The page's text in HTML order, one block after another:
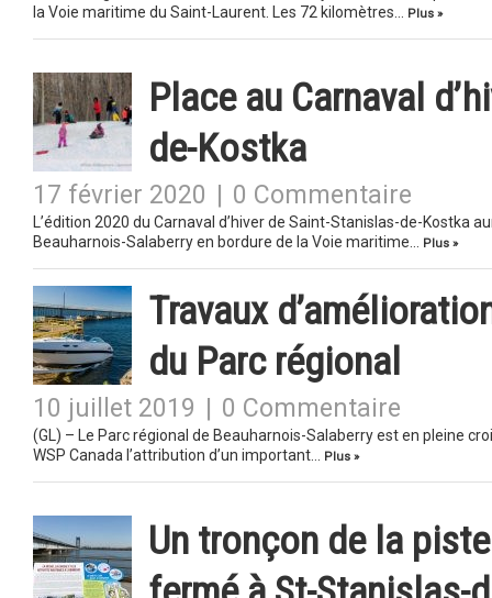
la Voie maritime du Saint-Laurent. Les 72 kilomètres…
Plus »
Place au Carnaval
de-Kostka
17 février 2020 0 Commentaire
L’édition 2020 du Carnaval d’hiver de Saint-Stanislas-de-Kostka
Beauharnois-Salaberry en bordure de la Voie maritime…
Plus »
Travaux
du Parc régional
10 juillet 2019 0 Commentaire
(GL) – Le Parc régional de Beauharnois-Salaberry est en pleine
WSP Canada l’attribution d’un important…
Plus »
Un tronçon de la